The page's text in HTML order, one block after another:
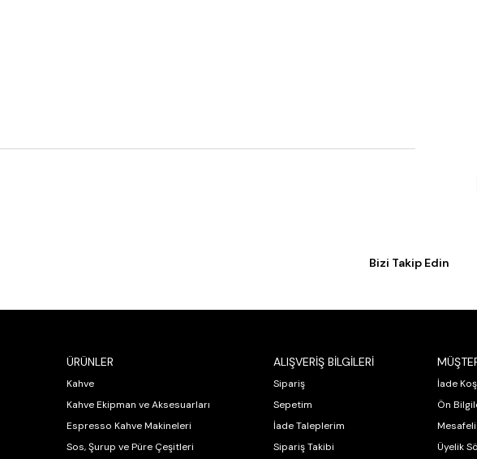
Bizi Takip Edin
ÜRÜNLER
Kahve
Kahve Ekipman ve Aksesuarları
Espresso Kahve Makineleri
Sos, Şurup ve Püre Çeşitleri
ALIŞVERİŞ BİLGİLERİ
Sipariş
Sepetim
İade Taleplerim
Sipariş Takibi
İade
Ön
Mesafeli
Üyelik